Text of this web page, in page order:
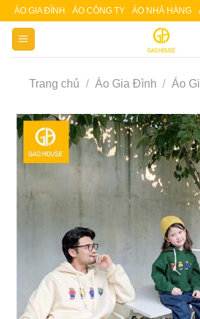
Skip
content
ÁO GIA ĐÌNH ÁO CÔNG TY ÁO NHÀ HÀNG
Trang chủ / Áo Gia Đình / Áo